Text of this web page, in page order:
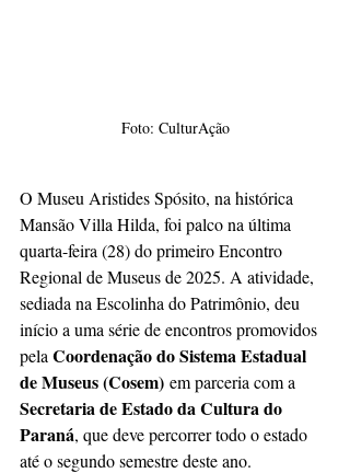
Foto: CulturAção
O Museu Aristides Spósito, na histórica
Mansão Villa Hilda, foi palco na última
quarta-feira (28) do primeiro Encontro
Regional de Museus de 2025. A atividade,
sediada na Escolinha do Patrimônio, deu
início a uma série de encontros promovidos
pela Coordenação do Sistema Estadual
de Museus (Cosem) em parceria com a
Secretaria de Estado da Cultura do
Paraná, que deve percorrer todo o estado
até o segundo semestre deste ano.